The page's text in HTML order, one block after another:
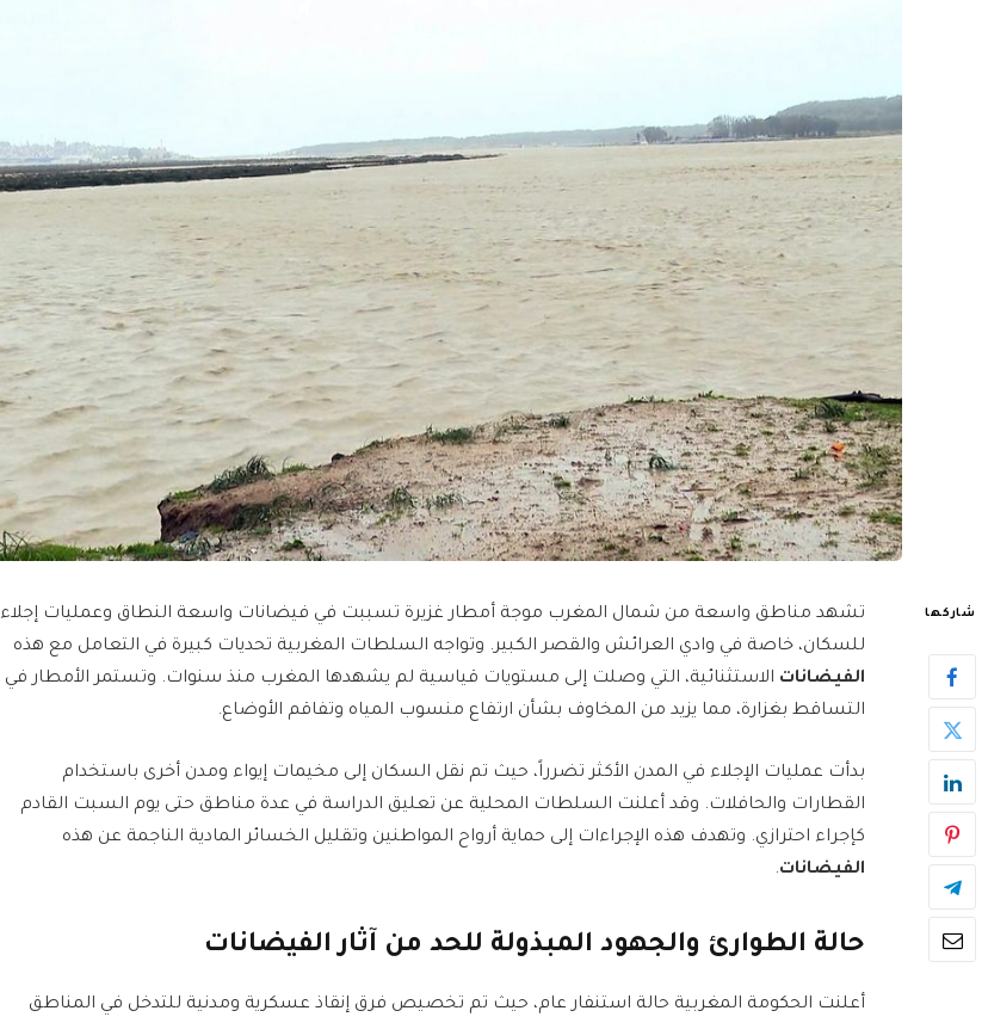
شاركها
تشهد مناطق واسعة من شمال المغرب موجة أمطار غزيرة تسببت في فيضانات واسعة النطاق وعمليات إجلاء
للسكان، خاصة في وادي العرائش والقصر الكبير. وتواجه السلطات المغربية تحديات كبيرة في التعامل مع هذه
الفيضانات الاستثنائية، التي وصلت إلى مستويات قياسية لم يشهدها المغرب منذ سنوات. وتستمر الأمطار في
التساقط بغزارة، مما يزيد من المخاوف بشأن ارتفاع منسوب المياه وتفاقم الأوضاع.
بدأت عمليات الإجلاء في المدن الأكثر تضرراً، حيث تم نقل السكان إلى مخيمات إيواء ومدن أخرى باستخدام
القطارات والحافلات. وقد أعلنت السلطات المحلية عن تعليق الدراسة في عدة مناطق حتى يوم السبت القادم
كإجراء احترازي. وتهدف هذه الإجراءات إلى حماية أرواح المواطنين وتقليل الخسائر المادية الناجمة عن هذه
الفيضانات.
حالة الطوارئ والجهود المبذولة للحد من آثار الفيضانات
أعلنت الحكومة المغربية حالة استنفار عام، حيث تم تخصيص فرق إنقاذ عسكرية ومدنية للتدخل في المناطق